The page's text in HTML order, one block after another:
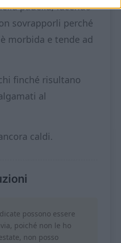
padella, facendo
sovrapporli perché
morbida e tende ad
finché risultano
al
caldi.
possono essere
poiché non le ho
non posso